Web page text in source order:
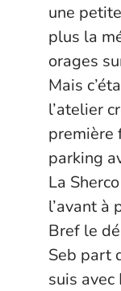
une
plus la
orages
Mais
l’atelier
première
parking
La
l’avant à
Bref le
Seb part
suis avec